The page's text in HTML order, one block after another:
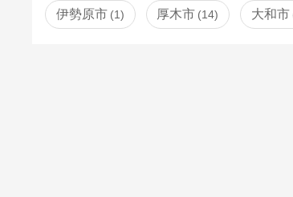
伊勢原市 1 厚木市 14 大和市